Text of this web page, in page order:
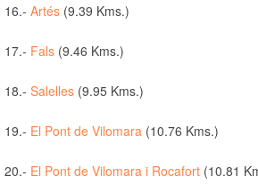
16.- Artés (9.39 Kms.)
17.- Fals (9.46 Kms.)
18.- Salelles (9.95 Kms.)
19.- El Pont de Vilomara (10.76 Kms.)
20.- El Pont de Vilomara i Rocafort (10.81